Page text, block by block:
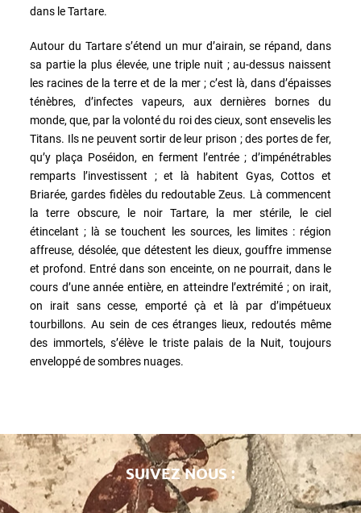
dans le Tartare.
Autour du Tartare s’étend un mur d’airain, se répand, dans
sa partie la plus élevée, une triple nuit ; au-dessus naissent
les racines de la terre et de la mer ; c’est là, dans d’épaisses
ténèbres, d’infectes vapeurs, aux dernières bornes du
monde, que, par la volonté du roi des cieux, sont ensevelis les
Titans. Ils ne peuvent sortir de leur prison ; des portes de fer,
qu’y plaça Poséidon, en ferment l’entrée ; d’impénétrables
remparts l’investissent ; et là habitent Gyas, Cottos et
Briarée, gardes fidèles du redoutable Zeus. Là commencent
la terre obscure, le noir Tartare, la mer stérile, le ciel
étincelant ; là se touchent les sources, les limites : région
affreuse, désolée, que détestent les dieux, gouffre immense
et profond. Entré dans son enceinte, on ne pourrait, dans le
cours d’une année entière, en atteindre l’extrémité ; on irait,
on irait sans cesse, emporté çà et là par d’impétueux
tourbillons. Au sein de ces étranges lieux, redoutés même
des immortels, s’élève le triste palais de la Nuit, toujours
enveloppé de sombres nuages.
SUIVEZ NOUS :